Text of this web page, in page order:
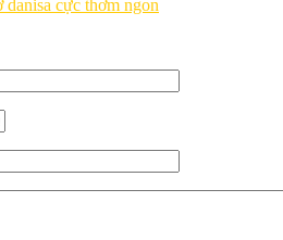
danisa cực thơm ngon